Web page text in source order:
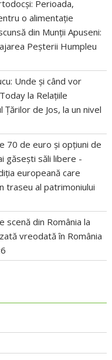
Perioada,
o alimentație
din Munții Apuseni:
Peșterii Humpleu
Unde și când vor
la Relațiile
de Jos, la un nivel
70 de euro și opțiuni de
găsești săli libere -
europeană care
traseu al patrimoniului
scenă din România la
vreodată în România